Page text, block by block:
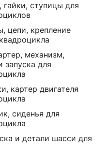
гайки, ступицы для
цепи, крепление
механизм,
запуска для
картер двигателя
сиденья для
и детали шасси для